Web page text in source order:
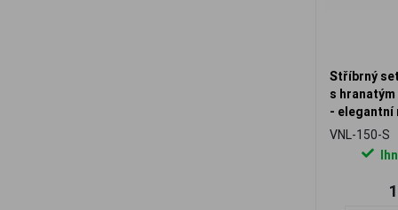
Stříbrný
s
-
šperk
VNL-150-S